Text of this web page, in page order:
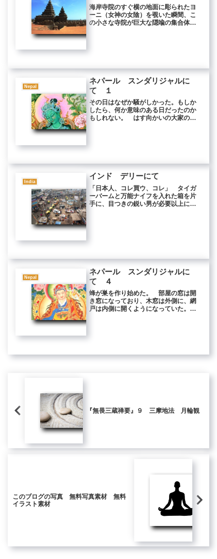
海岸寺院のすぐ横の地面に彫られたヨ
ーニ（女神の女陰）を覗いた瞬間、こ
の小さな寺院が巨大な隠喩の集合体に
Nepal
ネパール スンダリジャルに
て １
その日はなぜか騒がしかった。もしか
したら、何か意味のある日だったのか
もしれない。 はす向かいの大家の部
India
インド デリーにて
「日本人、コレ買ウ、コレ」 タイガ
ーバームと万能ナイフを入れた箱を片
手に、目つきの鋭い男が必要以上に近
Nepal
ネパール スンダリジャルに
て ４
蜂が巣を作り始めた。 部屋の窓は開
き窓になっており、木窓は外側に、網
戸は内側に開くようになっていた。
『無畏三蔵禅要』９ 三摩地法 月輪観
このブログの写真 無料写真素材 無料
イラスト素材